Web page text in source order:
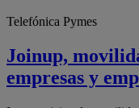
Telefónica Pymes
Joinup,
empresas y